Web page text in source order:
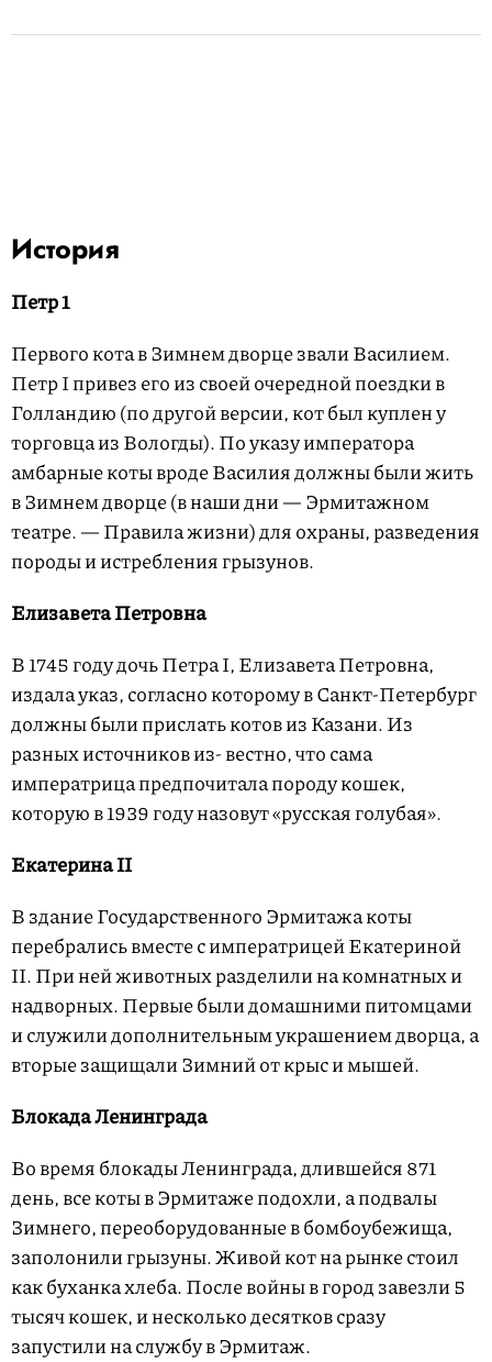
История
Петр 1
Первого кота в Зимнем дворце звали Василием.
Петр I привез его из своей очередной поездки в
Голландию (по другой версии, кот был куплен у
торговца из Вологды). По указу императора
амбарные коты вроде Василия должны были жить
в Зимнем дворце (в наши дни — Эрмитажном
театре. — Правила жизни) для охраны, разведения
породы и истребления грызунов.
Елизавета Петровна
В 1745 году дочь Петра I, Елизавета Петровна,
издала указ, согласно которому в Санкт-Петербург
должны были прислать котов из Казани. Из
разных источников из- вестно, что сама
императрица предпочитала породу кошек,
которую в 1939 году назовут «русская голубая».
Екатерина II
В здание Государственного Эрмитажа коты
перебрались вместе с императрицей Екатериной
II. При ней животных разделили на комнатных и
надворных. Первые были домашними питомцами
и служили дополнительным украшением дворца, а
вторые защищали Зимний от крыс и мышей.
Блокада Ленинграда
Во время блокады Ленинграда, длившейся 871
день, все коты в Эрмитаже подохли, а подвалы
Зимнего, переоборудованные в бомбоубежища,
заполонили грызуны. Живой кот на рынке стоил
как буханка хлеба. После войны в город завезли 5
тысяч кошек, и несколько десятков сразу
запустили на службу в Эрмитаж.